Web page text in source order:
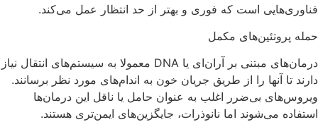
فناوری‌هایی است که فوری و بهتر از حد انتظار عمل می‌کند.
حمله پروتئین‌های مکمل
درمان‌های مبتنی بر آران‌ای یا DNA معمولا به سیستم‌های انتقال نیاز
دارند تا آنها را از طریق جریان خون به اندام‌های مورد نظر برسانند.
ویروس‌های بی‌ضرر اغلب به‌ عنوان حامل یا ناقل این درمان‌ها
استفاده می‌شوند اما نانوذرات، جایگزین‌های ایمن‌تری هستند.